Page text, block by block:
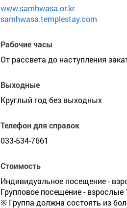
www.samhwasa.or.kr
samhwasa.templestay.com
Рабочие часы
От рассвета до наступления
Выходные
Круглый год без выходных
Телефон для справок
033-534-7661
Стоимость
Индивидуальное посещение -
Групповое посещение -
※ Группа должна состоять из